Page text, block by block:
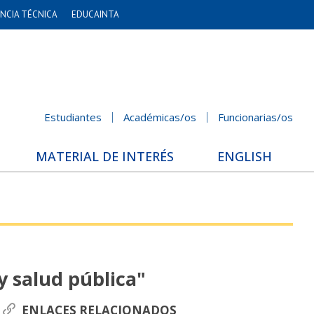
TÉCNICA EDUCAINTA
Estudiantes Académicas/os Funcionarias/os
MATERIAL DE INTERÉS ENGLISH
salud pública"
ENLACES RELACIONADOS